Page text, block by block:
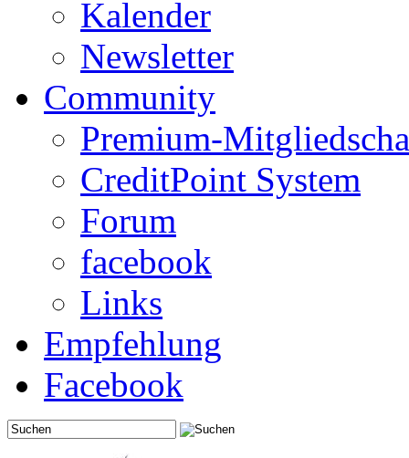
Kalender
Newsletter
Community
Premium-
CreditPoint System
Forum
facebook
Links
Empfehlung
Facebook